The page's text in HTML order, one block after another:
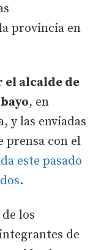
provincia en
alcalde de
, en
y las enviadas
prensa con el
este pasado
.
los
de